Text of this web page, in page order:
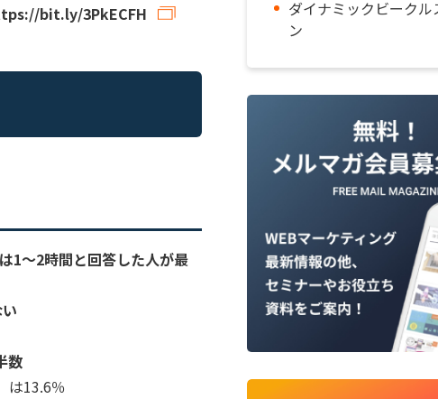
bit.ly/3PkECFH
1～2時間と回答した人が最
数
は13.6％
ダイナミックビークル
ン